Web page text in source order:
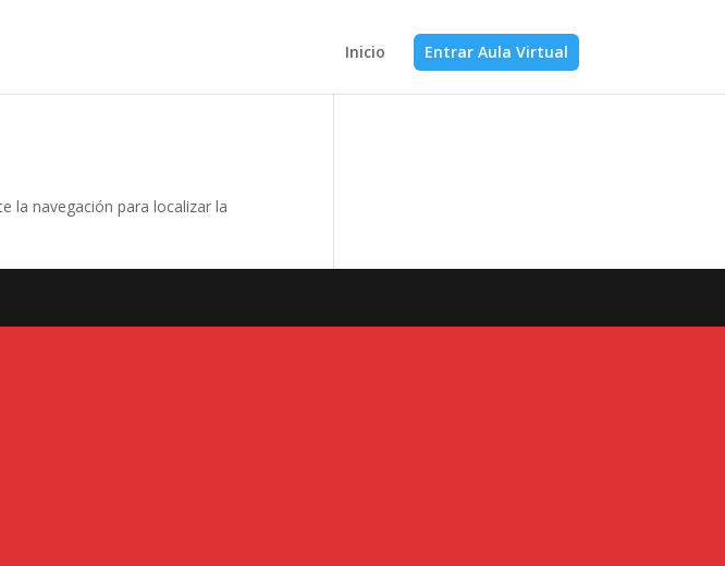
Inicio Entrar Aula Virtual
la navegación para localizar la